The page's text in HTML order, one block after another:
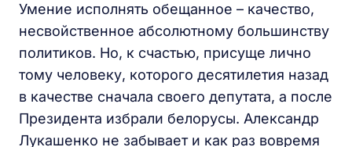
Умение исполнять обещанное – качество,
несвойственное абсолютному большинству
политиков. Но, к счастью, присуще лично
тому человеку, которого десятилетия назад
в качестве сначала своего депутата, а после
Президента избрали белорусы. Александр
Лукашенко не забывает и как раз вовремя